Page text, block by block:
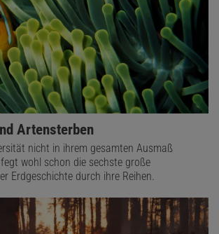
Artensterben
nicht in ihrem gesamten Ausmaß
wohl schon die sechste große
Erdgeschichte durch ihre Reihen.